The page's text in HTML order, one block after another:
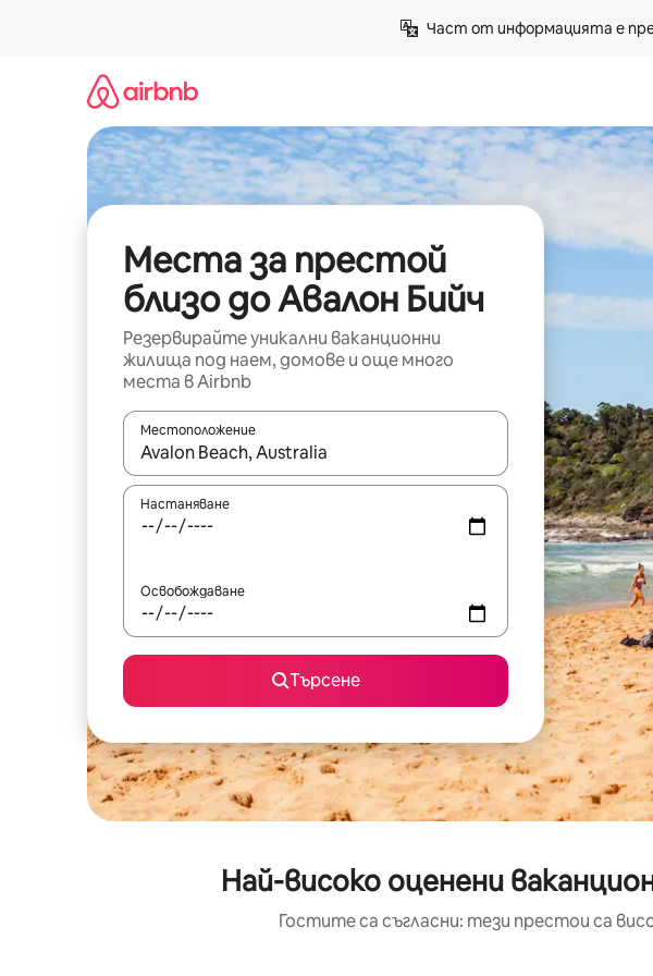
Част от информацията е
Места за престой
близо до Авалон Бийч
Резервирайте уникални ваканционни
жилища под наем, домове и още много
места в Airbnb
Местоположение
Когато резултатите се покажат, използвайте клавишите със
Настаняване
Освобождаване
Търсене
Най-високо оценени
Гостите са съгласни: тези престои са